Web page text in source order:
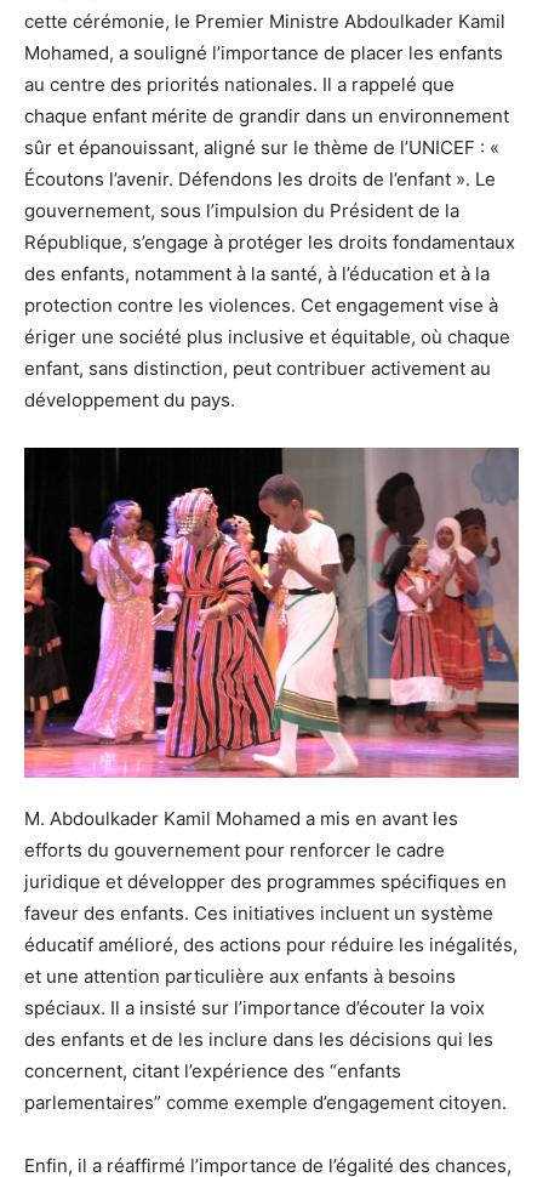
cette cérémonie, le Premier Ministre Abdoulkader Kamil
Mohamed, a souligné l’importance de placer les enfants
au centre des priorités nationales. Il a rappelé que
chaque enfant mérite de grandir dans un environnement
sûr et épanouissant, aligné sur le thème de l’UNICEF : «
Écoutons l’avenir. Défendons les droits de l’enfant ». Le
gouvernement, sous l’impulsion du Président de la
République, s’engage à protéger les droits fondamentaux
des enfants, notamment à la santé, à l’éducation et à la
protection contre les violences. Cet engagement vise à
ériger une société plus inclusive et équitable, où chaque
enfant, sans distinction, peut contribuer activement au
développement du pays.
M. Abdoulkader Kamil Mohamed a mis en avant les
efforts du gouvernement pour renforcer le cadre
juridique et développer des programmes spécifiques en
faveur des enfants. Ces initiatives incluent un système
éducatif amélioré, des actions pour réduire les inégalités,
et une attention particulière aux enfants à besoins
spéciaux. Il a insisté sur l’importance d’écouter la voix
des enfants et de les inclure dans les décisions qui les
concernent, citant l’expérience des “enfants
parlementaires” comme exemple d’engagement citoyen.
Enfin, il a réaffirmé l’importance de l’égalité des chances,